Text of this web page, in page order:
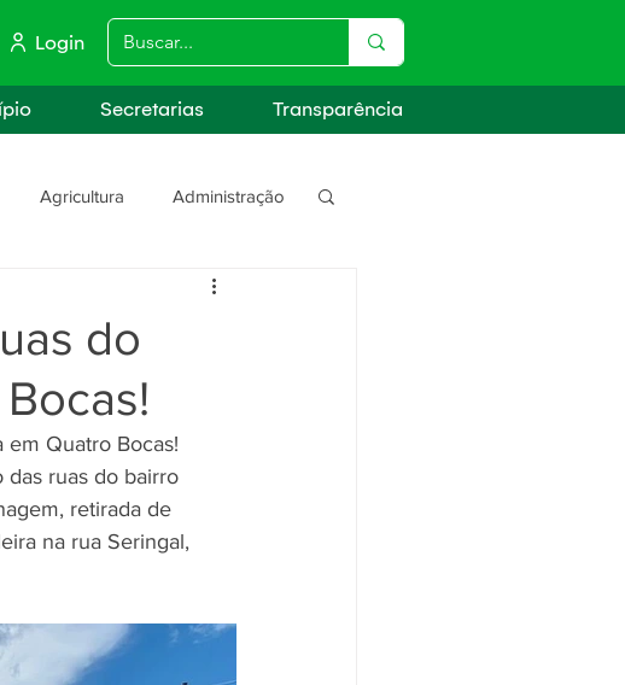
Login
Secretarias Transparência
Agricultura Administração
do
em Quatro Bocas!
das ruas do bairro
retirada de
na rua Seringal,